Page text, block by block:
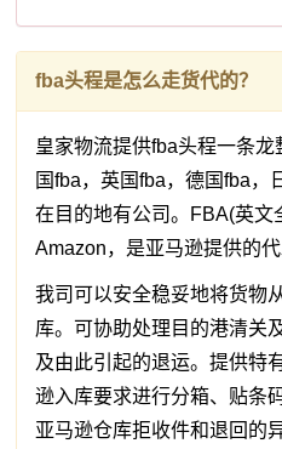
fba头程是怎么走货代的？
皇家物流提供fba头程一条
国fba，英国fba，德国fba，
在目的地有公司。FBA(英文
Amazon，是亚马逊提供的
我司可以安全稳妥地将货物
库。可协助处理目的港清关
及由此引起的退运。提供特
逊入库要求进行分箱、贴条
亚马逊仓库拒收件和退回的